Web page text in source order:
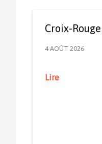
Croix-Rouge
4 AOÛT 2026
Lire